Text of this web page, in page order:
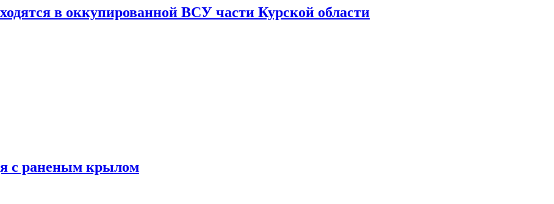
в оккупированной ВСУ части Курской области
с раненым крылом